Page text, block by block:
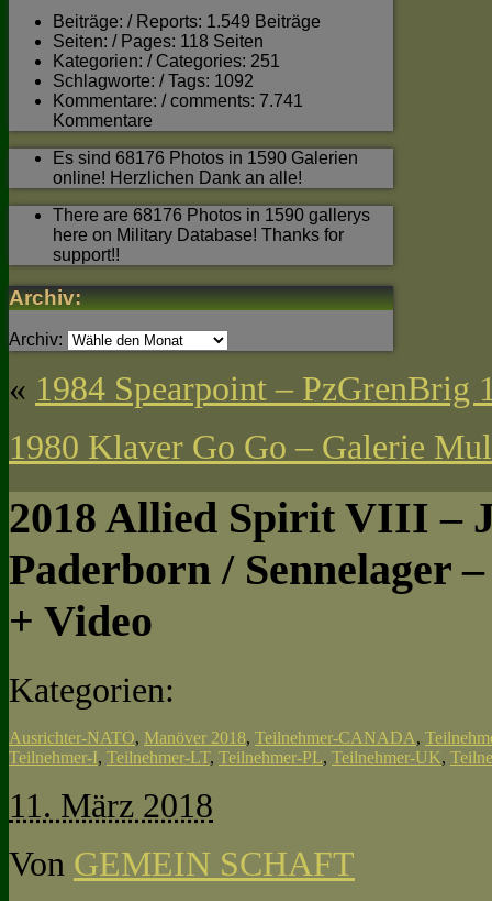
Beiträge: / Reports: 1.549 Beiträge
Seiten: / Pages: 118 Seiten
Kategorien: / Categories: 251
Schlagworte: / Tags: 1092
Kommentare: / comments: 7.741
Kommentare
Es sind 68176 Photos in 1590 Galerien
online! Herzlichen Dank an alle!
There are 68176 Photos in 1590 gallerys
here on Military Database! Thanks for
support!!
Archiv:
Archiv:
« 1984 Spearpoint – PzGrenBrig
1980 Klaver Go Go – Galerie
2018 Allied Spirit VIII –
Paderborn / Sennelager
+ Video
Kategorien:
Ausrichter-NATO, Manöver 2018, Teilnehmer-CANADA,
Teilnehmer-I, Teilnehmer-LT, Teilnehmer-PL, Teilnehmer-UK,
11. März 2018
Von GEMEIN SCHAFT